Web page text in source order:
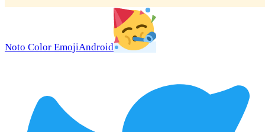
Noto Color EmojiAndroid